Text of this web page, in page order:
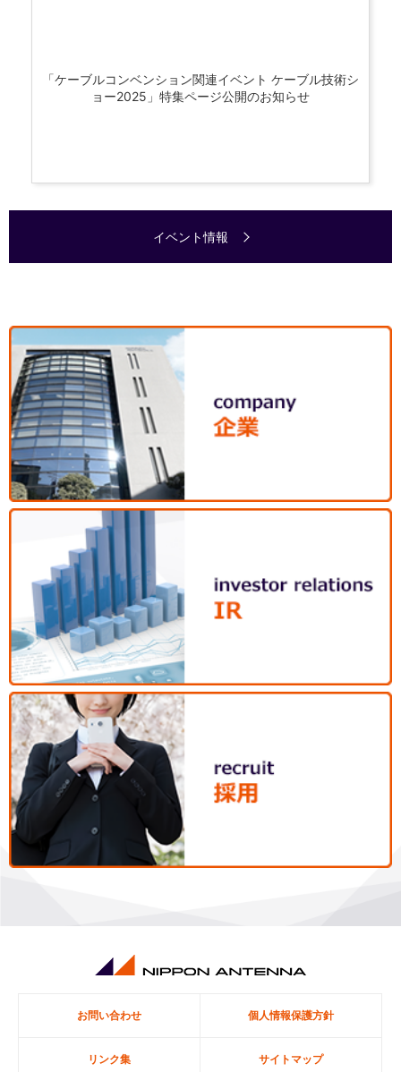
「ケーブルコンベンション関連イベント ケーブル技術シ
ョー2025」特集ページ公開のお知らせ
イベント情報
お問い合わせ 個人情報保護方針
リンク集 サイトマップ